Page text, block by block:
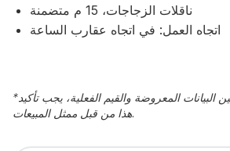
ناقلات الزجاجات، 15 م متضمنة
اتجاه العمل: في اتجاه عقارب الساعة
*البيانات المعروضة والقيم الفعلية، يجب تأكيد
هذا من قبل ممثل المبيعات.